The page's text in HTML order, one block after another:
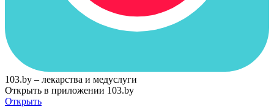
103.by – лекарства и медуслуги
Открыть в приложении 103.by
Открыть